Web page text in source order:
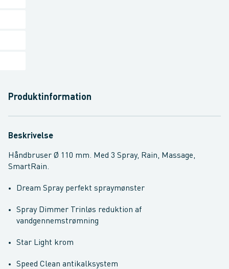
Produktinformation
Beskrivelse
Håndbruser Ø 110 mm. Med 3 Spray, Rain, Massage,
SmartRain.
Dream Spray perfekt spraymønster
Spray Dimmer Trinløs reduktion af
vandgennemstrømning
Star Light krom
Speed Clean antikalksystem